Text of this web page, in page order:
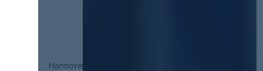
Hannover